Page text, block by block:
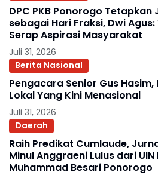
DPC PKB Ponorogo Tetapkan
sebagai Hari Fraksi, Dwi
Serap Aspirasi Masyarakat
Juli 31, 2026
Berita Nasional
Pengacara Senior Gus
Lokal Yang Kini Menasional
Juli 31, 2026
Daerah
Raih Predikat Cumlaude,
Minul Anggraeni Lulus dari
Muhammad Besari Ponorogo